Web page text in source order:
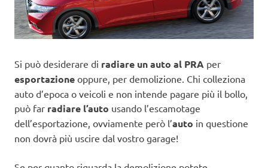
Si può desiderare di radiare un auto al PRA per
esportazione oppure, per demolizione. Chi colleziona
auto d’epoca o veicoli e non intende pagare più il bollo,
può far radiare l’auto usando l’escamotage
dell’esportazione, ovviamente però l’auto in questione
non dovrà più uscire dal vostro garage!